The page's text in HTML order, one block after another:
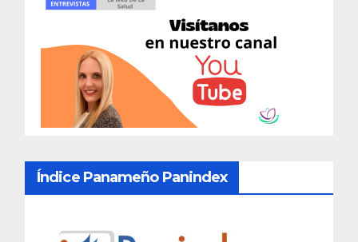
Índice Panameño Panindex